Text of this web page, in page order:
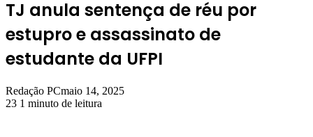
TJ anula sentença de réu por
estupro e assassinato de
estudante da UFPI
Redação PCmaio 14, 2025
23 1 minuto de leitura